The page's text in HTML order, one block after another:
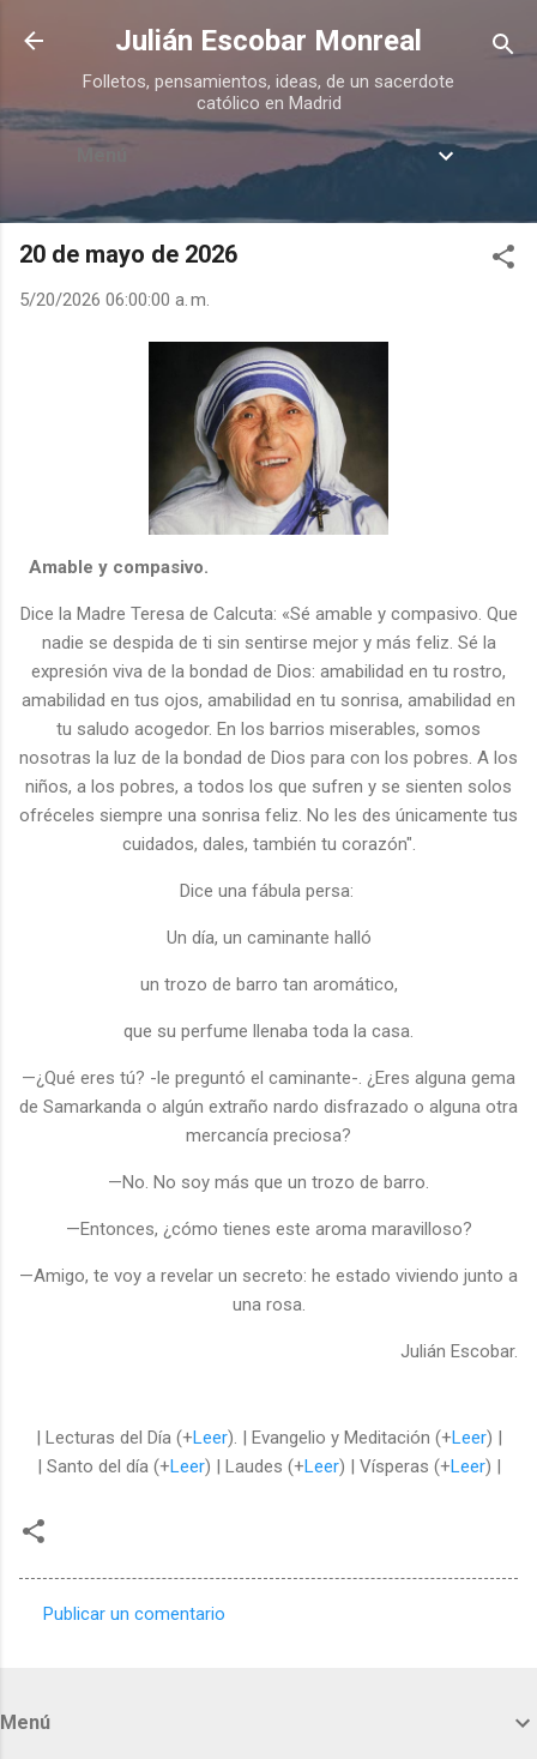
Ir al contenido principal
Julián Escobar Monreal
Folletos, pensamientos, ideas, de un sacerdote
católico en Madrid
Menú
20 de mayo de 2026
5/20/2026 06:00:00 a. m.
Amable y compasivo.
Dice la Madre Teresa de Calcuta: «Sé amable y compasivo. Que
nadie se despida de ti sin sentirse mejor y más feliz. Sé la
expresión viva de la bondad de Dios: amabilidad en tu rostro,
amabilidad en tus ojos, amabilidad en tu sonrisa, amabilidad en
tu saludo acogedor. En los barrios miserables, somos
nosotras la luz de la bondad de Dios para con los pobres. A los
niños, a los pobres, a todos los que sufren y se sienten solos
ofréceles siempre una sonrisa feliz. No les des únicamente tus
cuidados, dales, también tu corazón".
Dice una fábula persa:
Un día, un caminante halló
un trozo de barro tan aromático,
que su perfume llenaba toda la casa.
—¿Qué eres tú? -le preguntó el caminante-. ¿Eres alguna gema
de Samarkanda o algún extraño nardo disfrazado o alguna otra
mercancía preciosa?
—No. No soy más que un trozo de barro.
—Entonces, ¿cómo tienes este aroma maravilloso?
—Amigo, te voy a revelar un secreto: he estado viviendo junto a
una rosa.
Julián Escobar.
| Lecturas del Día (+Leer). | Evangelio y Meditación (+Leer) |
| Santo del día (+Leer) | Laudes (+Leer) | Vísperas (+Leer) |
Publicar un comentario
Menú